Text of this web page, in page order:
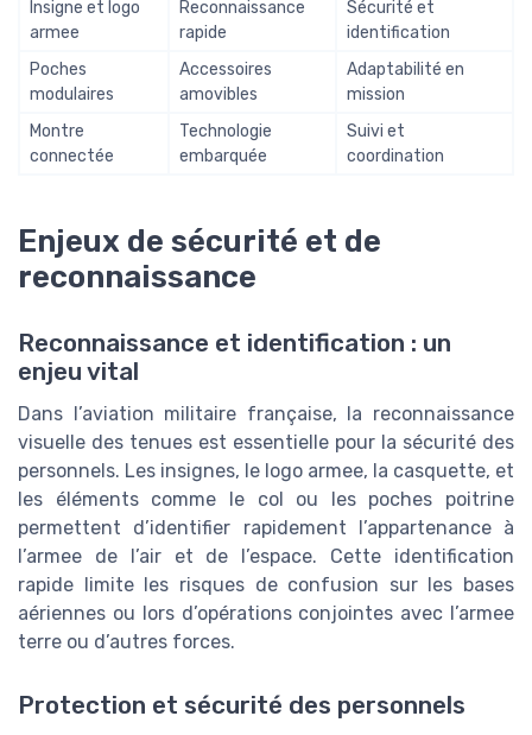
Insigne et logo
armee
Reconnaissance
rapide
Sécurité et
identification
Poches
modulaires
Accessoires
amovibles
Adaptabilité en
mission
Montre
connectée
Technologie
embarquée
Suivi et
coordination
Enjeux de sécurité et de
reconnaissance
Reconnaissance et identification : un
enjeu vital
Dans l’aviation militaire française, la reconnaissance
visuelle des tenues est essentielle pour la sécurité des
personnels. Les insignes, le logo armee, la casquette, et
les éléments comme le col ou les poches poitrine
permettent d’identifier rapidement l’appartenance à
l’armee de l’air et de l’espace. Cette identification
rapide limite les risques de confusion sur les bases
aériennes ou lors d’opérations conjointes avec l’armee
terre ou d’autres forces.
Protection et sécurité des personnels